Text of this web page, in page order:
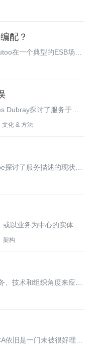
版本。Pattern &
配？
在一个典型的ESB场景
们讨论了几种连接服务的
articles/louis-dutoo-esb-
整文章</a>。
Dubray探讨了服务于
整了SOA和BPM之间的
文化 & 方法
讨了服务描述的现状并
以业务为中心的实体是
有得到所有人的认同。那
架构
技术和组织角度来应付
施SOA的关键要素、主要
依旧是一门未被很好理解